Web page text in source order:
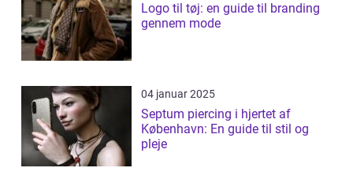
Logo til tøj: en guide til branding
gennem mode
04 januar 2025
Septum piercing i hjertet af
København: En guide til stil og
pleje